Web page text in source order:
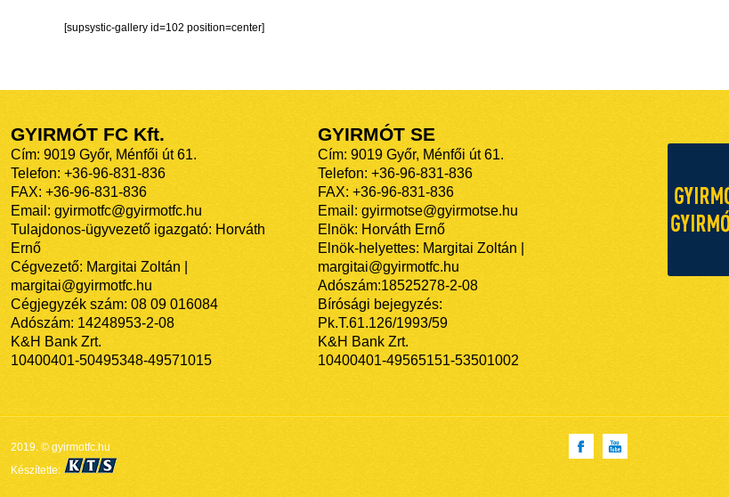
[supsystic-gallery id=102 position=center]
GYIRMÓT FC Kft.
Cím: 9019 Győr, Ménfői út 61.
Telefon: +36-96-831-836
FAX: +36-96-831-836
Email: gyirmotfc@gyirmotfc.hu
Tulajdonos-ügyvezető igazgató: Horváth
Ernő
Cégvezető: Margitai Zoltán |
margitai@gyirmotfc.hu
Cégjegyzék szám: 08 09 016084
Adószám: 14248953-2-08
K&H Bank Zrt.
10400401-50495348-49571015
GYIRMÓT SE
Cím: 9019 Győr, Ménfői út 61.
Telefon: +36-96-831-836
FAX: +36-96-831-836
Email: gyirmotse@gyirmotse.hu
Elnök: Horváth Ernő
Elnök-helyettes: Margitai Zoltán |
margitai@gyirmotfc.hu
Adószám:18525278-2-08
Bírósági bejegyzés:
Pk.T.61.126/1993/59
K&H Bank Zrt.
10400401-49565151-53501002
2019. © gyirmotfc.hu
Készítette: